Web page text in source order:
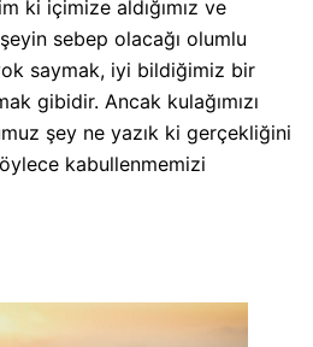
ki içimize aldığımız ve
sebep olacağı olumlu
saymak, iyi bildiğimiz bir
gibidir. Ancak kulağımızı
şey ne yazık ki gerçekliğini
kabullenmemizi